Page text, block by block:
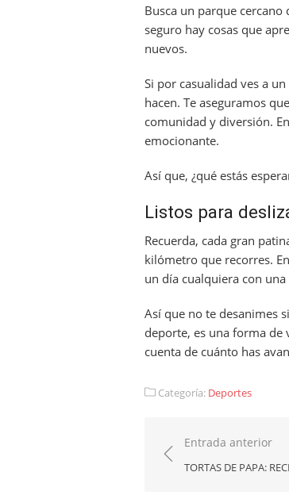
Busca un parque
seguro hay cosas que
nuevos.
Si por casualidad ves a
hacen. Te aseguramos
comunidad y diversión.
emocionante.
Así que, ¿qué estás
Listos para
Recuerda, cada gran
kilómetro que recorres.
un día cualquiera con
Así que no te desanimes
deporte, es una forma de
cuenta de cuánto has
Categoría: Deportes
Navegación
de
Entrada anterior
TORTAS DE PAPA: